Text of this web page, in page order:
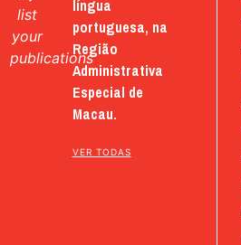
list
your
publications
língua
portuguesa, na
Região
Administrativa
Especial de
Macau.
VER TODAS